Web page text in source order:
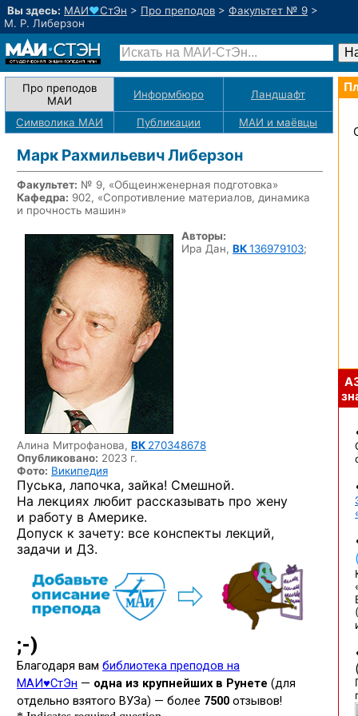
Вы здесь: МАИ♥СтЭн > Про преподов > Факультет № 9 >
М. Р. Либерзон
Про преподов
МАИ
Информбюро Ландшафт
Символика МАИ Публикации МАИ и маёвцы
Марк Рахмильевич Либерзон
Факультет: № 9, «Общеинженерная подготовка»
Кафедра: 902, «Сопротивление материалов, динамика
и прочность машин»
Авторы:
Ира Дан, ВК136979103;
Алина Митрофанова, ВК 270348678
Опубликовано: 2023 г.
Фото: Википедия
Пуська, лапочка, зайка! Смешной.
На лекциях любит рассказывать про жену
и работу в Америке.
Допуск к зачету: все конспекты лекций,
задачи и ДЗ.
(